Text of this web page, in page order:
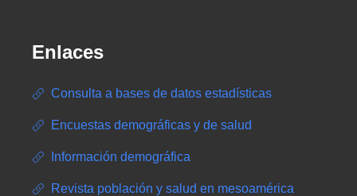
Enlaces
Consulta a bases de datos estadísticas
Encuestas demográficas y de salud
Información demográfica
Revista población y salud en mesoamérica